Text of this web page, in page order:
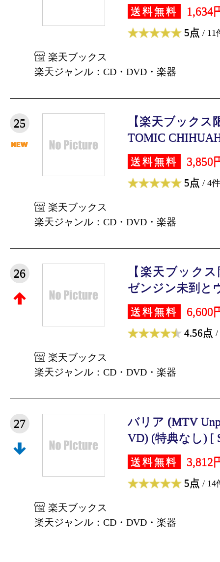
送料無料 1,634
5点 / 11
楽天ブックス
楽天ジャンル：CD・DVD・楽器
25
【楽天ブックス
TOMIC
送料無料 3,850
5点 / 4件
楽天ブックス
楽天ジャンル：CD・DVD・楽器
26
【楽天ブック
ゼンジン未到と
送料無料 6,600
4.56点 /
楽天ブックス
楽天ジャンル：CD・DVD・楽器
27
バリア (MTV
VD) (特典なし) [
送料無料 3,812
5点 / 14
楽天ブックス
楽天ジャンル：CD・DVD・楽器